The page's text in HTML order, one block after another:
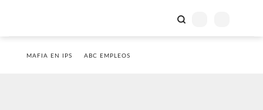
MAFIA EN IPS ABC EMPLEOS